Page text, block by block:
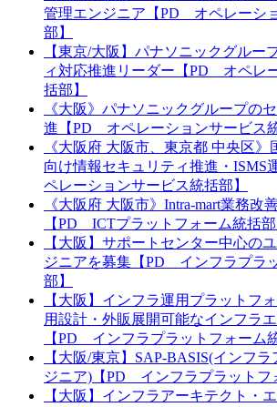
管理エンジニア【PD オペレーシ
部】
【東京/大阪】パナソニックグルー
ィ対応推進リーダー【PD オペレ
括部】
《大阪》パナソニックグループの
進【PD オペレーションサービス統
《大阪府 大阪市、東京都 中央区
向け情報セキュリティ推進・
ペレーションサービス統括部】
《大阪府 大阪市》Intra-mart業務改
【PD ICTプラットフォーム統括部
【大阪】サポートセンター中心の
ジニアを募集【PD インフラプラ
部】
【大阪】インフラ運用プラットフ
用設計・外販展開可能なインフラ
【PD インフラプラットフォーム
【大阪/東京】SAP-BASIS(インフ
ジニア)【PD インフラプラットフ
【大阪】インフラアーキテクト・